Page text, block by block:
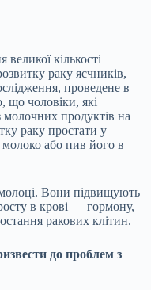
кількості
раку яєчників,
проведене в
що чоловіки, які
продуктів на
раку простати у
молоко або пив його в
Вони підвищують
в крові — гормону,
ракових клітин.
до проблем з